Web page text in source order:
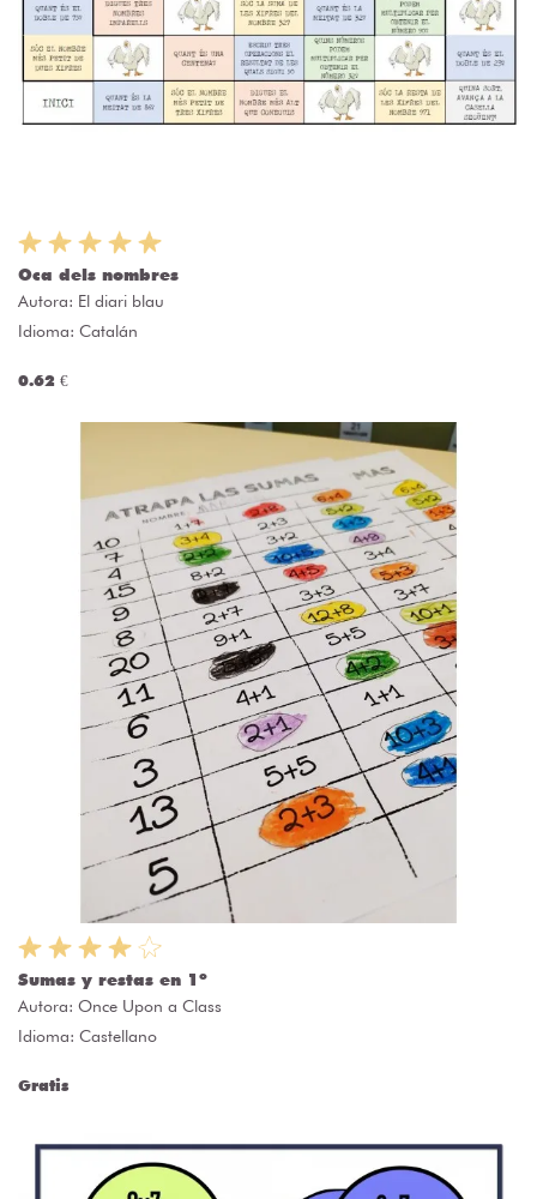
Oca dels nombres
Autora: El diari blau
Idioma: Catalán
0.62 €
Sumas y restas en 1º
Autora: Once Upon a Class
Idioma: Castellano
Gratis